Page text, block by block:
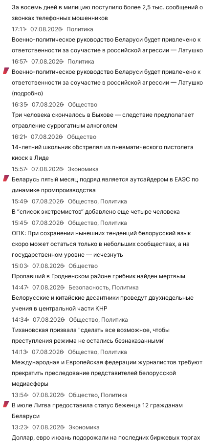
За восемь дней в милицию поступило более 2,5 тыс. сообщений о
звонках телефонных мошенников
17:11
07.08.2026
Политика
Военно-политическое руководство Беларуси будет привлечено к
ответственности за соучастие в российской агрессии — Латушко
16:57
07.08.2026
Политика
Военно-политическое руководство Беларуси будет привлечено к
ответственности за соучастие в российской агрессии — Латушко
(подробно)
16:35
07.08.2026
Общество
Три человека скончалось в Быхове — следствие предполагает
отравление суррогатным алкоголем
16:21
07.08.2026
Общество
14-летний школьник обстрелял из пневматического пистолета
киоск в Лиде
15:57
07.08.2026
Экономика
Беларусь пятый месяц подряд является аутсайдером в ЕАЭС по
динамике промпроизводства
15:49
07.08.2026
Общество, Политика
В “список экстремистов“ добавлено еще четыре человека
15:45
07.08.2026
Общество, Политика
ОПК: При сохранении нынешних тенденций белорусский язык
скоро может остаться только в небольших сообществах, а на
государственном уровне — исчезнуть
15:03
07.08.2026
Общество
Пропавший в Гродненском районе грибник найден мертвым
14:47
07.08.2026
Безопасность, Политика
Белорусские и китайские десантники проведут двухнедельные
учения в центральной части КНР
14:34
07.08.2026
Общество, Политика
Тихановская призвала "сделать все возможное, чтобы
преступления режима не остались безнаказанными"
14:13
07.08.2026
Общество, Политика
Международная и Европейская федерации журналистов требуют
прекратить преследование представителей белорусской
медиасферы
13:54
07.08.2026
Общество, Политика
В июле Литва предоставила статус беженца 12 гражданам
Беларуси
13:23
07.08.2026
Экономика
Доллар, евро и юань подорожали на последних биржевых торгах